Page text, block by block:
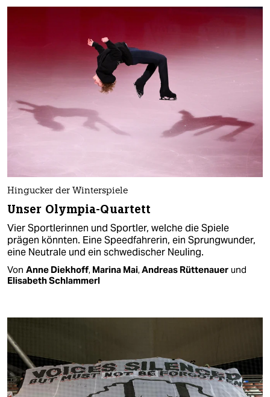
Hingucker der Winterspiele
Unser Olympia-Quartett
Vier Sportlerinnen und Sportler, welche die Spiele
prägen könnten. Eine Speedfahrerin, ein Sprungwunder,
eine Neutrale und ein schwedischer Neuling.
Von Anne Diekhoff, Marina Mai,Andreas Rüttenauer und
Elisabeth Schlammerl